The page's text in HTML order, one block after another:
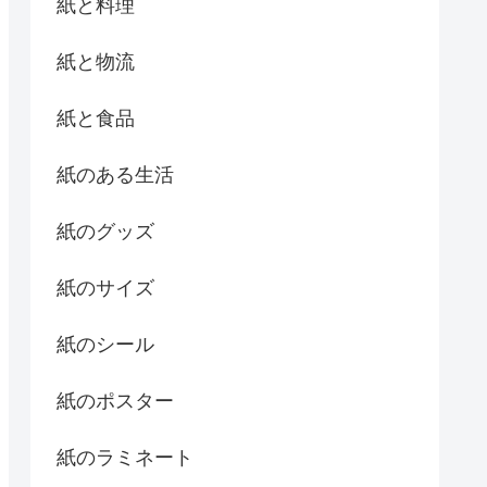
紙と料理
紙と物流
紙と食品
紙のある生活
紙のグッズ
紙のサイズ
紙のシール
紙のポスター
紙のラミネート